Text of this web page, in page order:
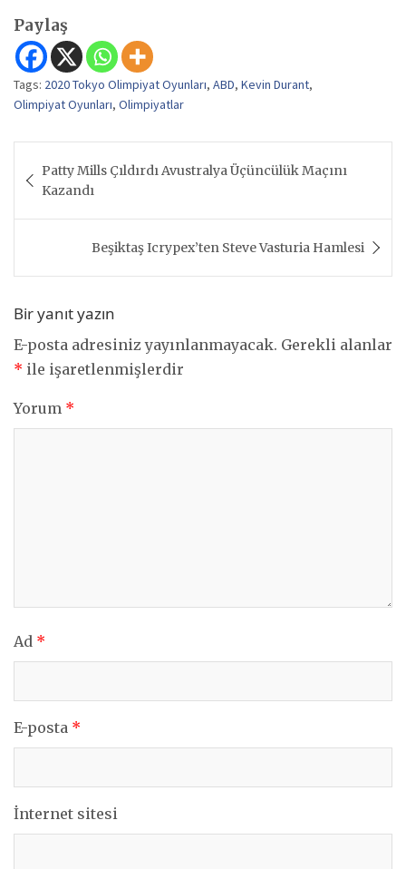
Paylaş
Tags: 2020 Tokyo Olimpiyat Oyunları, ABD, Kevin Durant,
Olimpiyat Oyunları, Olimpiyatlar
gezinmesi
Patty Mills Çıldırdı Avustralya Üçüncülük Maçını
Kazandı
Beşiktaş Icrypex’ten Steve Vasturia Hamlesi
Bir yanıt yazın
E-posta adresiniz yayınlanmayacak. Gerekli alanlar
* ile işaretlenmişlerdir
Yorum *
Ad *
E-posta *
İnternet sitesi